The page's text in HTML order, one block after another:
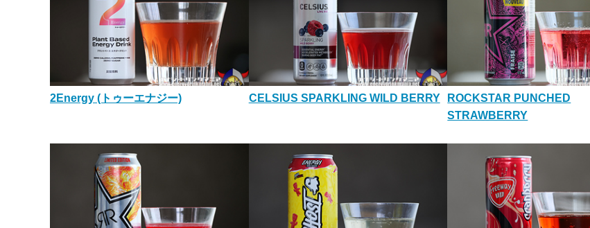
2Energy (トゥーエナジー) CELSIUS SPARKLING WILD BERRY
ROCKSTAR PUNCHED
STRAWBERRY